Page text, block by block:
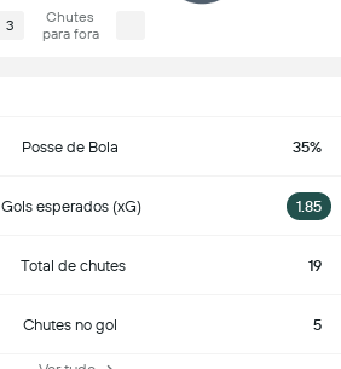
3
Chutes
para fora
Posse de Bola 35%
Gols esperados (xG) 1.85
Total de chutes 19
Chutes no gol 5